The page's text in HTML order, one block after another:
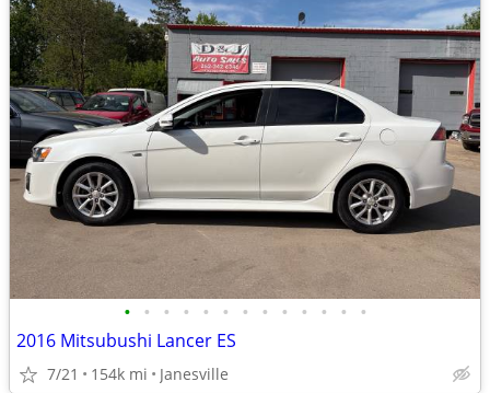
• • • • • • • • • • • • •
2016 Mitsubushi Lancer ES
7/21 154k mi Janesville